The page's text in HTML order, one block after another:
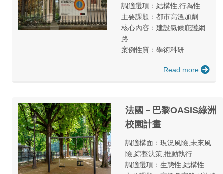
調適選項：結構性,行為性
主要課題：都市高溫加劇
核心內容：建設氣候庇護網
路
案例性質：學術科研
Read more
法國－巴黎OASIS綠洲
校園計畫
調適構面：現況風險,未來風
險,綜整決策,推動執行
調適選項：生態性,結構性